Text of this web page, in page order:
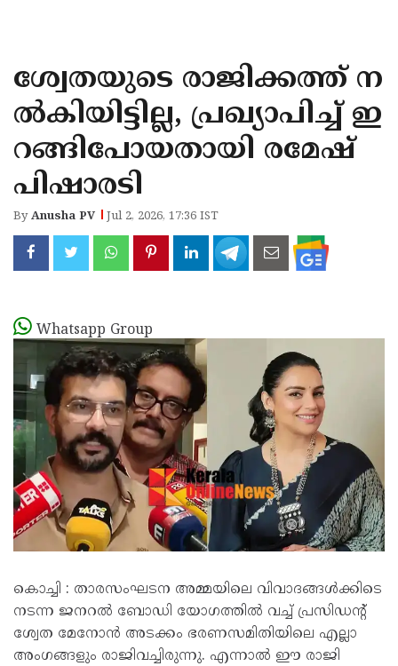
KANNUR
KASARAGOD
ശ്വേതയുടെ രാജിക്കത്ത് ന
ൽകിയിട്ടില്ല, പ്രഖ്യാപിച്ച് ഇ
റങ്ങിപോയതായി രമേഷ്
പിഷാരടി
ByAnusha PV Jul 2, 2026, 17:36 IST
Whatsapp Group
കൊച്ചി : താരസംഘടന അമ്മയിലെ വിവാദങ്ങള്‍ക്കിടെ
നടന്ന ജനറല്‍ ബോഡി യോഗത്തില്‍ വച്ച് പ്രസിഡന്റ്
ശ്വേത മേനോന്‍ അടക്കം ഭരണസമിതിയിലെ എല്ലാ
അംഗങ്ങളും രാജിവച്ചിരുന്നു. എന്നാല്‍ ഈ രാജി